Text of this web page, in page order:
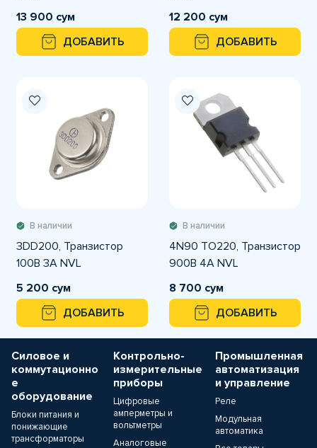
13 900 сум
ДОБАВИТЬ
12 200 сум
ДОБАВИТЬ
В наличии
3DD200, Транзистор
100В 3А NVL
5 200 сум
ДОБАВИТЬ
В наличии
4N90 TO220, Транзистор
900В 4А NVL
8 700 сум
ДОБАВИТЬ
Силовое и
коммутационно
е
оборудование
Блоки питания и
понижающие
трансформаторы
Контрольно-
измерительные
приборы
Цифровые
амперметры и
вольтметры
Аналоговые
Промышленная
автоматизация
и управление
Реле
Модульная
автоматика